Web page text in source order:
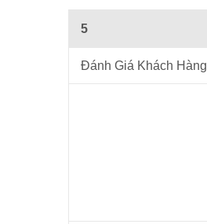
5
Đánh Giá Khách Hàng